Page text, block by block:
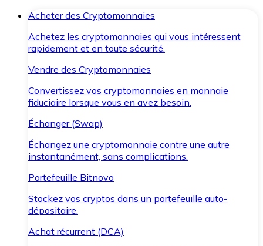
Acheter des Cryptomonnaies
Achetez les cryptomonnaies qui vous intéressent
rapidement et en toute sécurité.
Vendre des Cryptomonnaies
Convertissez vos cryptomonnaies en monnaie
fiduciaire lorsque vous en avez besoin.
Échanger (Swap)
Échangez une cryptomonnaie contre une autre
instantanément, sans complications.
Portefeuille Bitnovo
Stockez vos cryptos dans un portefeuille auto-
dépositaire.
Achat récurrent (DCA)